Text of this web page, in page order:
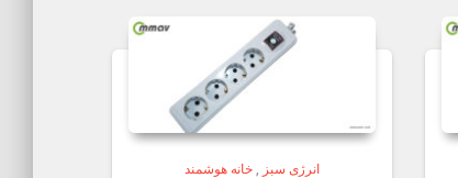
انرژی سبز خانه هوشمند